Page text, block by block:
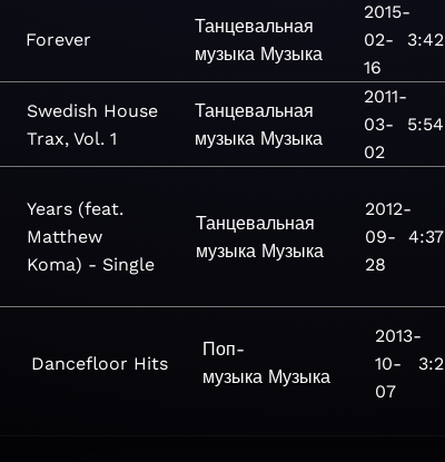
Forever
Танцевальная
музыка Музыка
2015-
02-
16
3:42
Swedish House
Trax, Vol. 1
Танцевальная
музыка Музыка
2011-
03-
02
5:54
Years (feat.
Matthew
Koma) - Single
Танцевальная
музыка Музыка
2012-
09-
28
4:37
Dancefloor Hits
Поп-
музыка Музыка
2013-
10-
07
3:2